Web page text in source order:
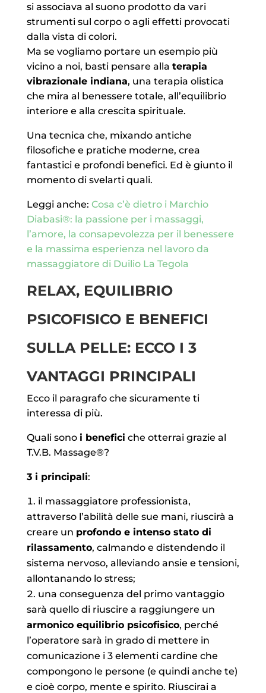
si associava al suono prodotto da vari
strumenti sul corpo o agli effetti provocati
dalla vista di colori.
Ma se vogliamo portare un esempio più
vicino a noi, basti pensare alla terapia
vibrazionale indiana, una terapia olistica
che mira al benessere totale, all’equilibrio
interiore e alla crescita spirituale.
Una tecnica che, mixando antiche
filosofiche e pratiche moderne, crea
fantastici e profondi benefici. Ed è giunto il
momento di svelarti quali.
Leggi anche: Cosa c’è dietro i Marchio
Diabasi®: la passione per i massaggi,
l’amore, la consapevolezza per il benessere
e la massima esperienza nel lavoro da
massaggiatore di Duilio La Tegola
RELAX, EQUILIBRIO
PSICOFISICO E BENEFICI
SULLA PELLE: ECCO I 3
VANTAGGI PRINCIPALI
Ecco il paragrafo che sicuramente ti
interessa di più.
Quali sono i benefici che otterrai grazie al
T.V.B. Massage®?
3 i principali:
il massaggiatore professionista,
attraverso l’abilità delle sue mani, riuscirà a
creare un profondo e intenso stato di
rilassamento, calmando e distendendo il
sistema nervoso, alleviando ansie e tensioni,
allontanando lo stress;
una conseguenza del primo vantaggio
sarà quello di riuscire a raggiungere un
armonico equilibrio psicofisico, perché
l’operatore sarà in grado di mettere in
comunicazione i 3 elementi cardine che
compongono le persone (e quindi anche te)
e cioè corpo, mente e spirito. Riuscirai a